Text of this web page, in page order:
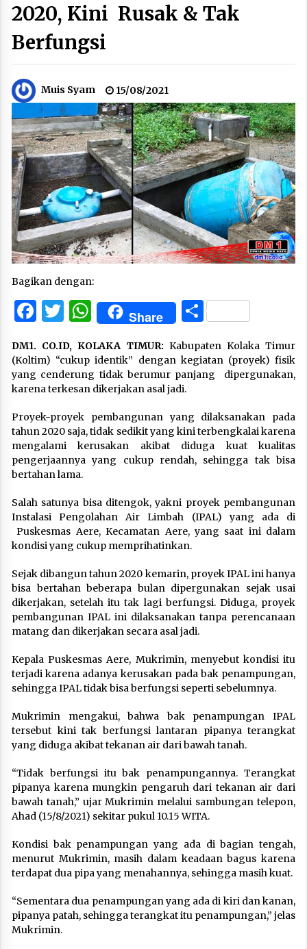
2020, Kini Rusak & Tak
Berfungsi
Muis Syam 15/08/2021
Bagikan dengan:
Facebook
Twitter
WhatsApp
Share Share
DM1. CO.ID, KOLAKA TIMUR: Kabupaten Kolaka Timur
(Koltim) “cukup identik” dengan kegiatan (proyek) fisik
yang cenderung tidak berumur panjang dipergunakan,
karena terkesan dikerjakan asal jadi.
Proyek-proyek pembangunan yang dilaksanakan pada
tahun 2020 saja, tidak sedikit yang kini terbengkalai karena
mengalami kerusakan akibat diduga kuat kualitas
pengerjaannya yang cukup rendah, sehingga tak bisa
bertahan lama.
Salah satunya bisa ditengok, yakni proyek pembangunan
Instalasi Pengolahan Air Limbah (IPAL) yang ada di
Puskesmas Aere, Kecamatan Aere, yang saat ini dalam
kondisi yang cukup memprihatinkan.
Sejak dibangun tahun 2020 kemarin, proyek IPAL ini hanya
bisa bertahan beberapa bulan dipergunakan sejak usai
dikerjakan, setelah itu tak lagi berfungsi. Diduga, proyek
pembangunan IPAL ini dilaksanakan tanpa perencanaan
matang dan dikerjakan secara asal jadi.
Kepala Puskesmas Aere, Mukrimin, menyebut kondisi itu
terjadi karena adanya kerusakan pada bak penampungan,
sehingga IPAL tidak bisa berfungsi seperti sebelumnya.
Mukrimin mengakui, bahwa bak penampungan IPAL
tersebut kini tak berfungsi lantaran pipanya terangkat
yang diduga akibat tekanan air dari bawah tanah.
“Tidak berfungsi itu bak penampungannya. Terangkat
pipanya karena mungkin pengaruh dari tekanan air dari
bawah tanah,” ujar Mukrimin melalui sambungan telepon,
Ahad (15/8/2021) sekitar pukul 10.15 WITA.
Kondisi bak penampungan yang ada di bagian tengah,
menurut Mukrimin, masih dalam keadaan bagus karena
terdapat dua pipa yang menahannya, sehingga masih kuat.
“Sementara dua penampungan yang ada di kiri dan kanan,
pipanya patah, sehingga terangkat itu penampungan,” jelas
Mukrimin.